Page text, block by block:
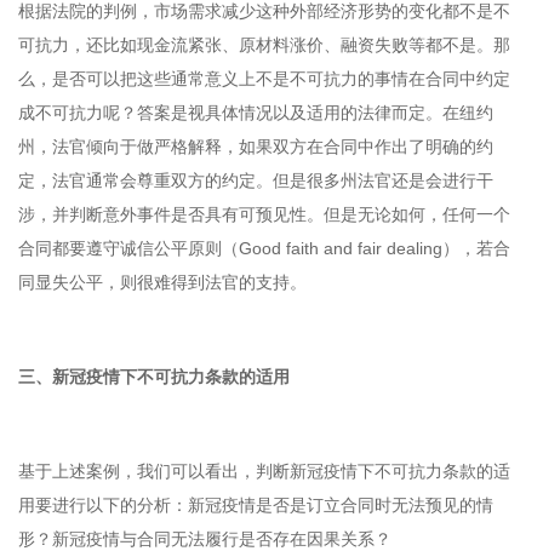
根据法院的判例，市场需求减少这种外部经济形势的变化都不是不
可抗力，还比如现金流紧张、原材料涨价、融资失败等都不是。那
么，是否可以把这些通常意义上不是不可抗力的事情在合同中约定
成不可抗力呢？答案是视具体情况以及适用的法律而定。在纽约
州，法官倾向于做严格解释，如果双方在合同中作出了明确的约
定，法官通常会尊重双方的约定。但是很多州法官还是会进行干
涉，并判断意外事件是否具有可预见性。但是无论如何，任何一个
合同都要遵守诚信公平原则（Good faith and fair dealing），若合
同显失公平，则很难得到法官的支持。
三、新冠疫情下不可抗力条款的适用
基于上述案例，我们可以看出，判断新冠疫情下不可抗力条款的适
用要进行以下的分析：新冠疫情是否是订立合同时无法预见的情
形？新冠疫情与合同无法履行是否存在因果关系？